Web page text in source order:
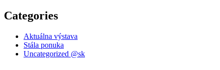
Categories
Aktuálna výstava
Stála ponuka
Uncategorized @sk